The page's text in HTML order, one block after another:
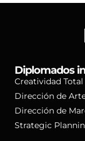
Diplomados
Creatividad Total
Dirección de
Dirección de
Strategic